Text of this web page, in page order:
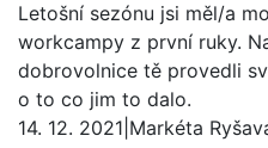
Letošní sezónu jsi měl/a
workcampy z první ruky.
dobrovolnice tě provedli
o to co jim to dalo.
14. 12. 2021 Markéta